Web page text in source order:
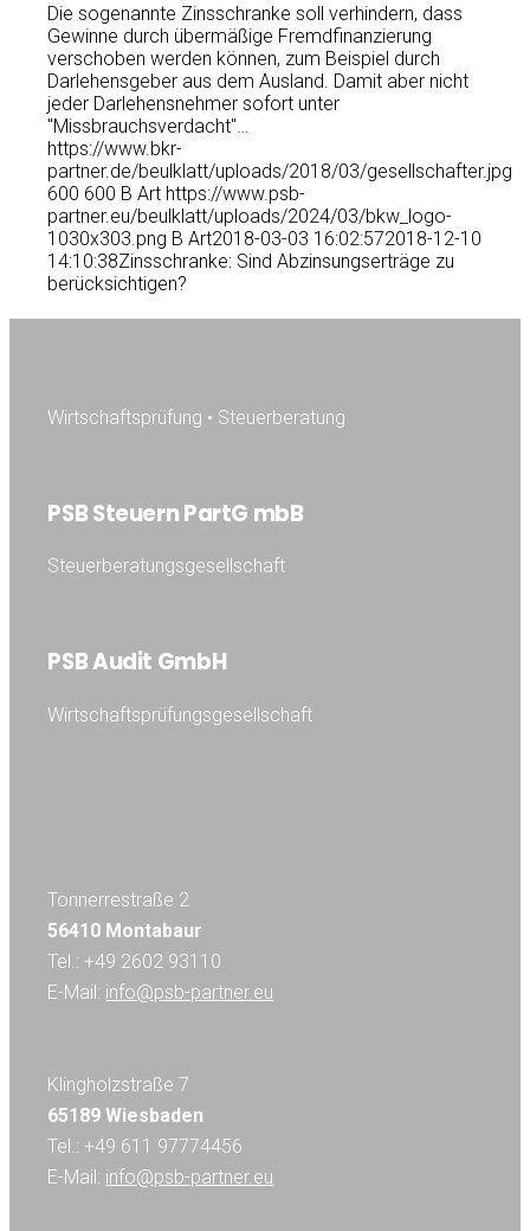
Die sogenannte Zinsschranke soll verhindern, dass
Gewinne durch übermäßige Fremdfinanzierung
verschoben werden können, zum Beispiel durch
Darlehensgeber aus dem Ausland. Damit aber nicht
jeder Darlehensnehmer sofort unter
"Missbrauchsverdacht"…
https://www.bkr-
partner.de/beulklatt/uploads/2018/03/gesellschafter.jpg
600 600 B Art https://www.psb-
partner.eu/beulklatt/uploads/2024/03/bkw_logo-
1030x303.png B Art2018-03-03 16:02:572018-12-10
14:10:38Zinsschranke: Sind Abzinsungserträge zu
berücksichtigen?
Wirtschaftsprüfung • Steuerberatung
PSB Steuern PartG mbB
Steuerberatungsgesellschaft
PSB Audit GmbH
Wirtschaftsprüfungsgesellschaft
Tonnerrestraße 2
56410 Montabaur
Tel.: +49 2602 93110
E-Mail: info@psb-partner.eu
Klingholzstraße 7
65189 Wiesbaden
Tel.: +49 611 97774456
E-Mail: info@psb-partner.eu